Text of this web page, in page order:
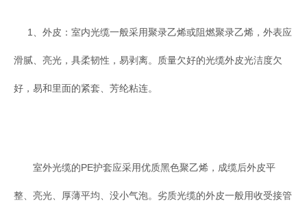
1、外皮：室内光缆一般采用聚录乙烯或阻燃聚录乙烯，外表应
滑腻、亮光，具柔韧性，易剥离。质量欠好的光缆外皮光洁度欠
好，易和里面的紧套、芳纶粘连。
室外光缆的PE护套应采用优质黑色聚乙烯，成缆后外皮平
整、亮光、厚薄平均、没小气泡。劣质光缆的外皮一般用收受接管